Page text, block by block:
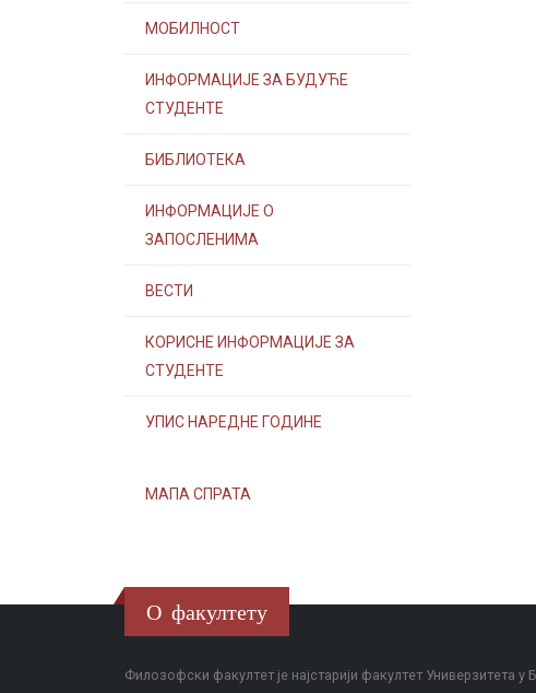
МОБИЛНОСТ
ИНФОРМАЦИЈЕ ЗА БУДУЋЕ
СТУДЕНТЕ
БИБЛИОТЕКА
ИНФОРМАЦИЈЕ О
ЗАПОСЛЕНИМА
ВЕСТИ
КОРИСНЕ ИНФОРМАЦИЈЕ ЗА
СТУДЕНТЕ
УПИС НАРЕДНЕ ГОДИНЕ
МАПА СПРАТА
О факултету
Филозофски факултет је најстарији факултет Универзитета